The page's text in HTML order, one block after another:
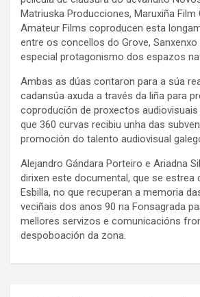
Matriuska Producciones, Maruxiña Film
Amateur Films coproducen esta
entre os concellos do Grove, Sanxenxo
especial protagonismo dos espazos
Ambas as dúas contaron para a súa
cadansúa axuda a través da liña para
coprodución de proxectos
que 360 curvas recibiu unha das
promoción do talento audiovisual
Alejandro Gándara Porteiro e Ariadna
dirixen este documental, que se estrea
Esbilla, no que recuperan a memoria
veciñais dos anos 90 na Fonsagrada
mellores servizos e comunicacións
despoboación da zona.